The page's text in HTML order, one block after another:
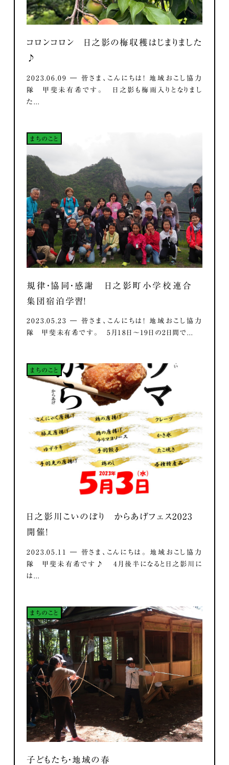
コロンコロン 日之影の梅収穫はじまりました
♪
2023.06.09 ― 皆さま、こんにちは！ 地域おこし協力
隊 甲斐未有希です。 日之影も梅雨入りとなりまし
た...
まちのこと
規律・協同・感謝 日之影町小学校連合
集団宿泊学習！
2023.05.23 ― 皆さま、こんにちは！ 地域おこし協力
隊 甲斐未有希です。 5月18日～19日の2日間で...
まちのこと
日之影川こいのぼり からあげフェス2023
開催！
2023.05.11 ― 皆さま、こんにちは。 地域おこし協力
隊 甲斐未有希です♪ 4月後半になると日之影川に
は...
まちのこと
子どもたち・地域の春